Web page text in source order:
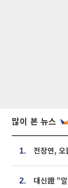
많이 본 뉴스
1.
2.